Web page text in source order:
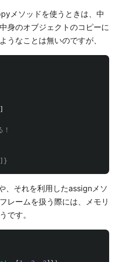
メソッドを使うときは、中
身のオブジェクトのコピーに
うなことは無いのですが、
]
、それを利用したassignメソ
レームを扱う際には、メモリ
です。